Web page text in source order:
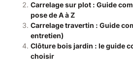
Carrelage sur plot : Guide
pose de A à Z
Carrelage travertin : Guide
entretien)
Clôture bois jardin : le guide
choisir